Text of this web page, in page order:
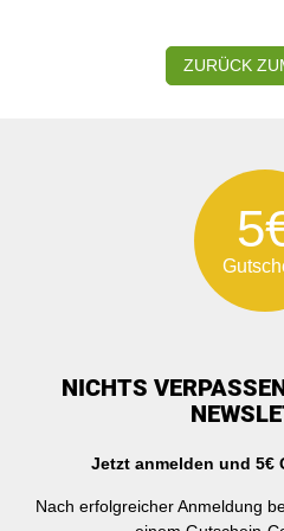
ZURÜCK
NICHTS
Jetzt anmelden und 5€
Nach erfolgreicher Anmeldung